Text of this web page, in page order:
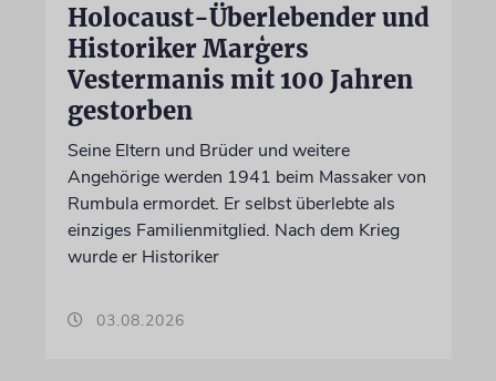
Holocaust-Überlebender und
Historiker Marģers
Vestermanis mit 100 Jahren
gestorben
Seine Eltern und Brüder und weitere
Angehörige werden 1941 beim Massaker von
Rumbula ermordet. Er selbst überlebte als
einziges Familienmitglied. Nach dem Krieg
wurde er Historiker
03.08.2026